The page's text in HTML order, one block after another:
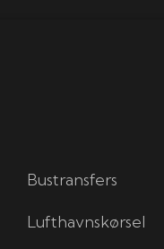
Bustransfers
Lufthavnskørsel